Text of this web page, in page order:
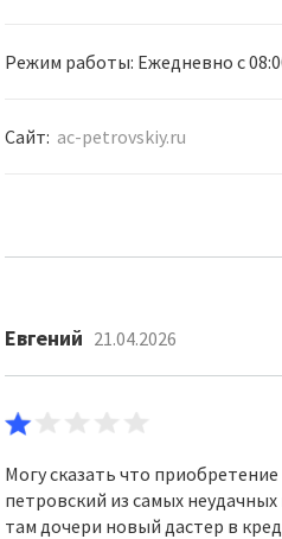
Режим работы: Ежедневно с
Сайт: ac-petrovskiy.ru
Евгений 21.04.2026
Могу сказать что
петровский из самых
там дочери новый дастер в